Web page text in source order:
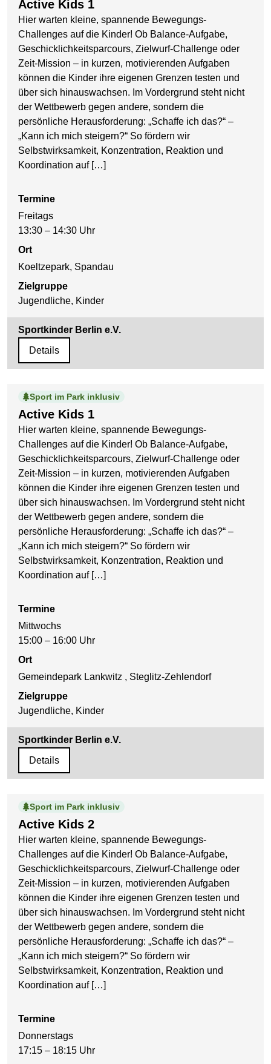
Active Kids 1
Hier warten kleine, spannende Bewegungs-
Challenges auf die Kinder! Ob Balance-Aufgabe,
Geschicklichkeitsparcours, Zielwurf-Challenge oder
Zeit-Mission – in kurzen, motivierenden Aufgaben
können die Kinder ihre eigenen Grenzen testen und
über sich hinauswachsen. Im Vordergrund steht nicht
der Wettbewerb gegen andere, sondern die
persönliche Herausforderung: „Schaffe ich das?“ –
„Kann ich mich steigern?“ So fördern wir
Selbstwirksamkeit, Konzentration, Reaktion und
Koordination auf […]
Termine
Freitags
13:30 – 14:30 Uhr
Ort
Koeltzepark, Spandau
Zielgruppe
Jugendliche, Kinder
Sportkinder Berlin e.V.
Details
Active Kids 1
Sport im Park inklusiv
Hier warten kleine, spannende Bewegungs-
Challenges auf die Kinder! Ob Balance-Aufgabe,
Geschicklichkeitsparcours, Zielwurf-Challenge oder
Zeit-Mission – in kurzen, motivierenden Aufgaben
können die Kinder ihre eigenen Grenzen testen und
über sich hinauswachsen. Im Vordergrund steht nicht
der Wettbewerb gegen andere, sondern die
persönliche Herausforderung: „Schaffe ich das?“ –
„Kann ich mich steigern?“ So fördern wir
Selbstwirksamkeit, Konzentration, Reaktion und
Koordination auf […]
Termine
Mittwochs
15:00 – 16:00 Uhr
Ort
Gemeindepark Lankwitz , Steglitz-Zehlendorf
Zielgruppe
Jugendliche, Kinder
Sportkinder Berlin e.V.
Details
Active Kids 2
Sport im Park inklusiv
Hier warten kleine, spannende Bewegungs-
Challenges auf die Kinder! Ob Balance-Aufgabe,
Geschicklichkeitsparcours, Zielwurf-Challenge oder
Zeit-Mission – in kurzen, motivierenden Aufgaben
können die Kinder ihre eigenen Grenzen testen und
über sich hinauswachsen. Im Vordergrund steht nicht
der Wettbewerb gegen andere, sondern die
persönliche Herausforderung: „Schaffe ich das?“ –
„Kann ich mich steigern?“ So fördern wir
Selbstwirksamkeit, Konzentration, Reaktion und
Koordination auf […]
Termine
Donnerstags
17:15 – 18:15 Uhr